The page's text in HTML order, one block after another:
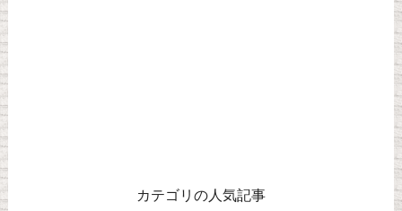
カテゴリの人気記事